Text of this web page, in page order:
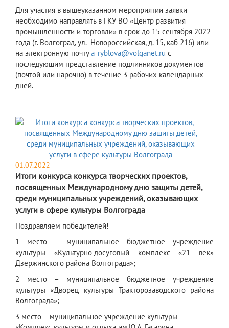
Для участия в вышеуказанном мероприятии заявки
необходимо направлять в ГКУ ВО «Центр развития
промышленности и торговли» в срок до 15 сентября 2022
года (г. Волгоград, ул. Новороссийская, д. 15, каб 216) или
на электронную почту a_ryblova@volganet.ru с
последующим представление подлинников документов
(почтой или нарочно) в течение 3 рабочих календарных
дней.
01.07.2022
Итоги конкурса конкурса творческих проектов,
посвященных Международному дню защиты детей,
среди муниципальных учреждений, оказывающих
услуги в сфере культуры Волгограда
Поздравляем победителей!
1 место – муниципальное бюджетное учреждение
культуры «Культурно-досуговый комплекс «21 век»
Дзержинского района Волгограда»;
2 место – муниципальное бюджетное учреждение
культуры «Дворец культуры Тракторозаводского района
Волгограда»;
3 место – муниципальное учреждение культуры